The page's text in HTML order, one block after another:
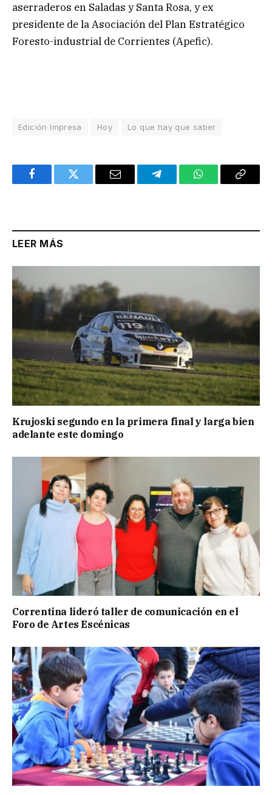
aserraderos en Saladas y Santa Rosa, y ex
presidente de la Asociación del Plan Estratégico
Foresto-industrial de Corrientes (Apefic).
Edición Impresa Hoy Lo que hay que saber
FacebookTwitter Email TelegramWhatsAppCopy
LEER MÁS
Krujoski segundo en la primera final y larga bien
adelante este domingo
Correntina lideró taller de comunicación en el
Foro de Artes Escénicas